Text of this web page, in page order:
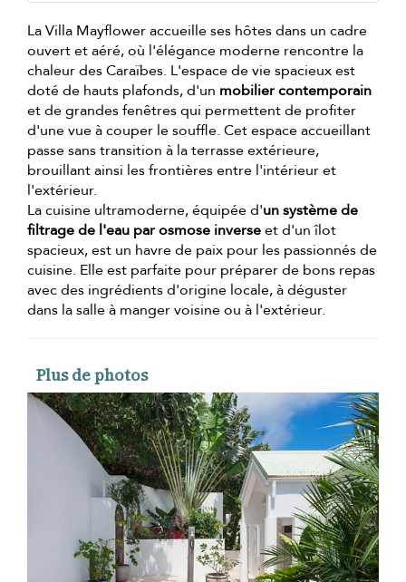
La Villa Mayflower accueille ses hôtes dans un cadre
ouvert et aéré, où l'élégance moderne rencontre la
chaleur des Caraïbes. L'espace de vie spacieux est
doté de hauts plafonds, d'un mobilier contemporain
et de grandes fenêtres qui permettent de profiter
d'une vue à couper le souffle. Cet espace accueillant
passe sans transition à la terrasse extérieure,
brouillant ainsi les frontières entre l'intérieur et
l'extérieur.
La cuisine ultramoderne, équipée d'un système de
filtrage de l'eau par osmose inverseet d'un îlot
spacieux, est un havre de paix pour les passionnés de
cuisine. Elle est parfaite pour préparer de bons repas
avec des ingrédients d'origine locale, à déguster
dans la salle à manger voisine ou à l'extérieur.
Plus de photos